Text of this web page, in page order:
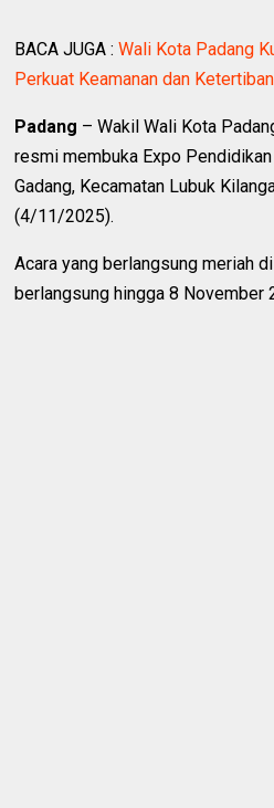
BACA JUGA :Wali Kota Padang
Perkuat Keamanan dan
Padang – Wakil Wali Kota
resmi membuka Expo
Gadang, Kecamatan Lubuk
(4/11/2025).
Acara yang berlangsung meriah
berlangsung hingga 8 November